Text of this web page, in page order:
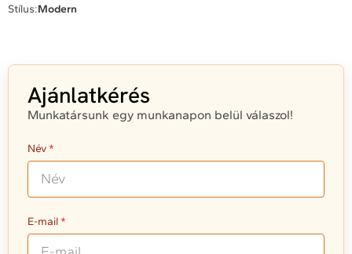
Stílus:Modern
Ajánlatkérés
Munkatársunk egy munkanapon belül válaszol!
Név
E-mail